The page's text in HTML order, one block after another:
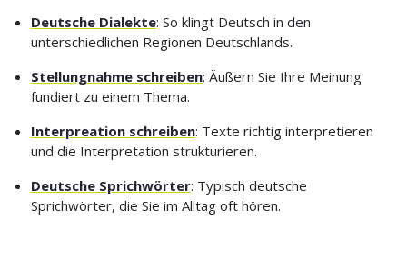
Deutsche Dialekte: So klingt Deutsch in den
unterschiedlichen Regionen Deutschlands.
Stellungnahme schreiben: Äußern Sie Ihre Meinung
fundiert zu einem Thema.
Interpreation schreiben: Texte richtig interpretieren
und die Interpretation strukturieren.
Deutsche Sprichwörter: Typisch deutsche
Sprichwörter, die Sie im Alltag oft hören.